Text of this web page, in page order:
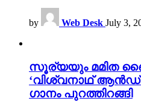
by Web Desk July 3,
സൂര്യയും മമിത
‘വിശ്വനാഥ് ആൻഡ്
ഗാനം പുറത്തിറങ്ങി